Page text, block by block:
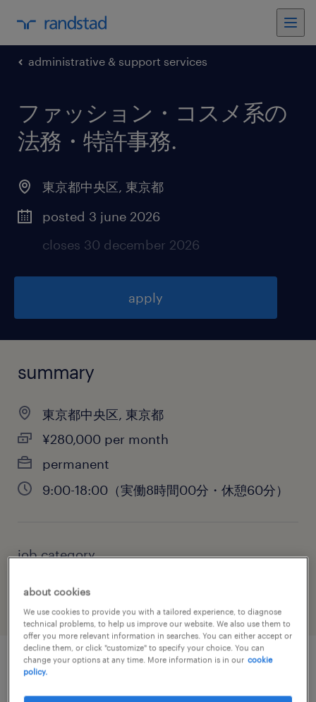
administrative & support services
ファッション・コスメ系の
法務・特許事務.
東京都中央区, 東京都
posted 3 june 2026
closes 30 december 2026
apply
summary
東京都中央区, 東京都
¥280,000 per month
permanent
9:00-18:00（実働8時間00分・休憩60分）
job category
job details
about cookies
We use cookies to provide you with a tailored experience, to diagnose
technical problems, to help us improve our website. We also use them to
offer you more relevant information in searches. You can either accept or
decline them, or click "customize" to specify your choice. You can
change your options at any time. More information is in our cookie
policy.